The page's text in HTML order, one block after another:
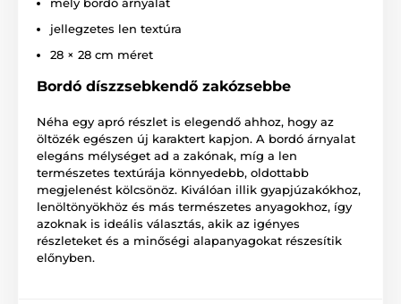
jellegzetes len textúra
28 × 28 cm méret
Bordó díszzsebkendő zakózsebbe
Néha egy apró részlet is elegendő ahhoz, hogy az
öltözék egészen új karaktert kapjon. A bordó árnyalat
elegáns mélységet ad a zakónak, míg a len
természetes textúrája könnyedebb, oldottabb
megjelenést kölcsönöz. Kiválóan illik gyapjúzakókhoz,
lenöltönyökhöz és más természetes anyagokhoz, így
azoknak is ideális választás, akik az igényes
részleteket és a minőségi alapanyagokat részesítik
előnyben.